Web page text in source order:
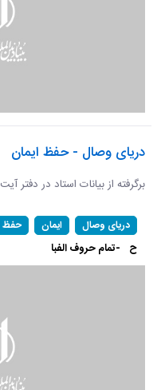
دریای وصال - حفظ ایمان
برگرفته از بیانات استاد در دفتر آیت
دریای وصال ایمان حفظ
ح -تمام حروف الفبا